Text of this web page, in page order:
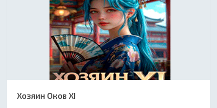
Хозяин Оков XI